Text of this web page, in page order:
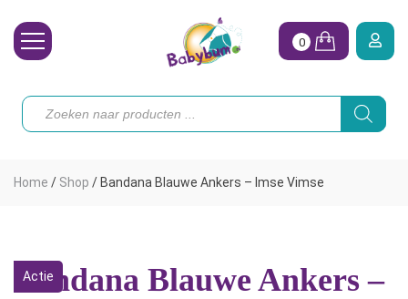
Toebehoren
Onze merken
0
Producten
zoeken
Home / Shop / Bandana Blauwe Ankers – Imse Vimse
Actie
Bandana Blauwe Ankers –